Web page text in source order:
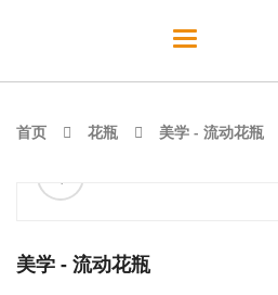
切
导
首页 花瓶 美学 - 流动花瓶
ðŸ”
美学 - 流动花瓶